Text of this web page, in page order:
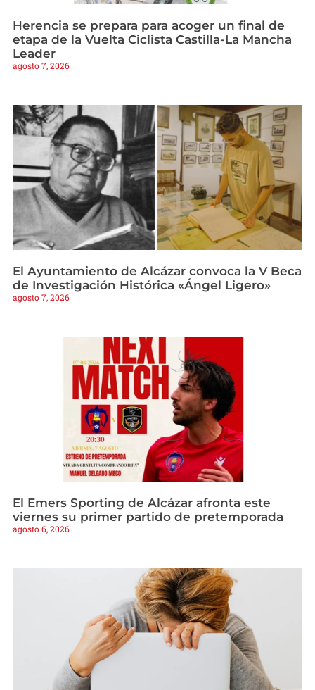
Herencia se prepara para acoger un final de
etapa de la Vuelta Ciclista Castilla-La Mancha
Leader
agosto 7, 2026
El Ayuntamiento de Alcázar convoca la V Beca
de Investigación Histórica «Ángel Ligero»
agosto 7, 2026
El Emers Sporting de Alcázar afronta este
viernes su primer partido de pretemporada
agosto 6, 2026